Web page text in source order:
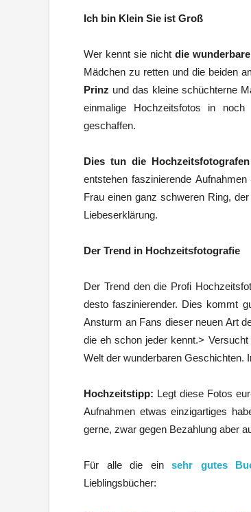
Ich bin Klein Sie ist Groß
Wer kennt sie nichtdie
Mädchen zu retten und die beiden
Prinz und das kleine schüchterne
einmalige Hochzeitsfotos in
geschaffen.
Dies tun die Hochzeitsfotografen
entstehen faszinierende
Frau einen ganz schweren Ring,
Liebeserklärung.
Der Trend in Hochzeitsfotografie
Der Trend den die Profi
desto faszinierender. Dies kommt
Ansturm an Fans dieser neuen Art
die eh schon jeder kennt.>
Welt der wunderbaren Geschichten.
Hochzeitstipp: Legt diese Fotos
Aufnahmen etwas einzigartiges
gerne, zwar gegen Bezahlung aber
Für alle die ein sehr gutes
Lieblingsbücher: